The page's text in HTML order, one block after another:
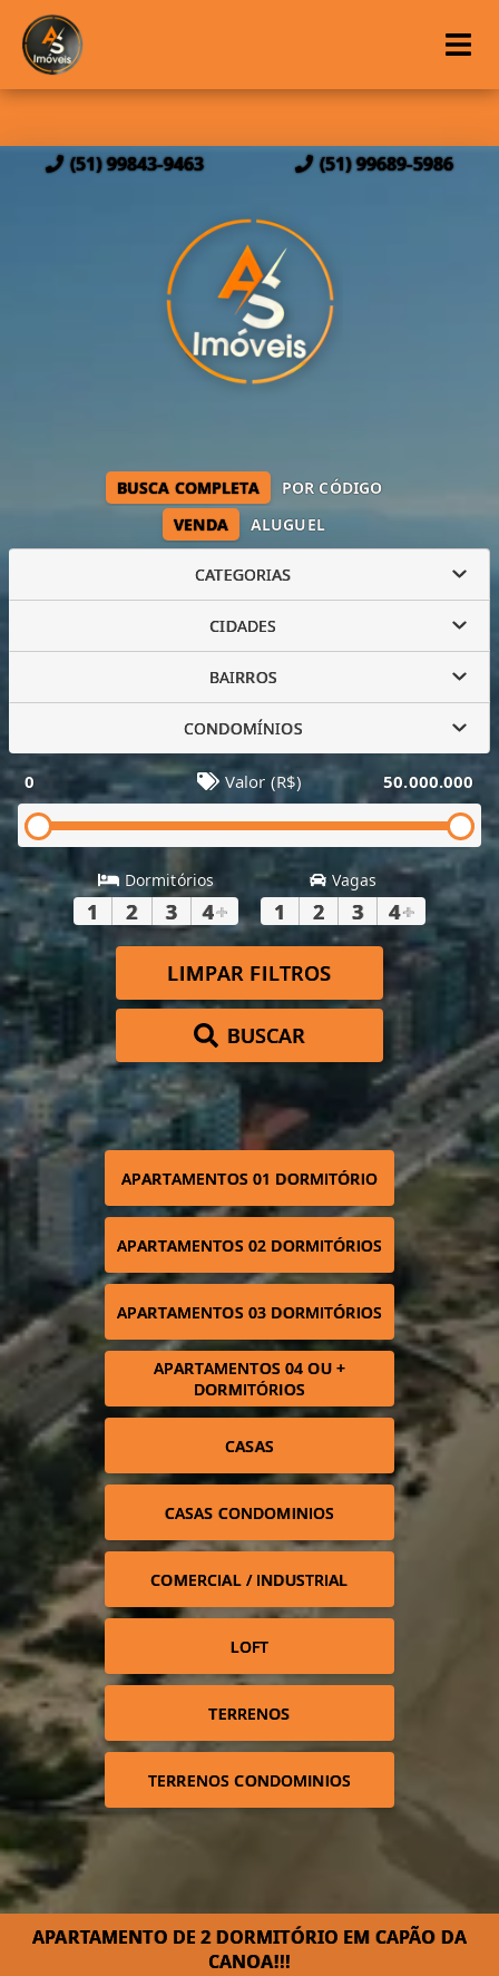
(51) 99843-9463 (51) 99689-5986
VENDA ALUGUEL
BUSCA COMPLETA POR CÓDIGO
CATEGORIAS
CIDADES
BAIRROS
CONDOMÍNIOS
0 Valor (R$) 50.000.000
Dormitórios
1 2 3 4+
Vagas
1 2 3 4+
LIMPAR FILTROS
BUSCAR
APARTAMENTOS 01 DORMITÓRIO
APARTAMENTOS 02 DORMITÓRIOS
APARTAMENTOS 03 DORMITÓRIOS
APARTAMENTOS 04 OU +
DORMITÓRIOS
CASAS
CASAS CONDOMINIOS
COMERCIAL / INDUSTRIAL
LOFT
TERRENOS
TERRENOS CONDOMINIOS
APARTAMENTO DE 2 DORMITÓRIO EM CAPÃO DA
CANOA!!!